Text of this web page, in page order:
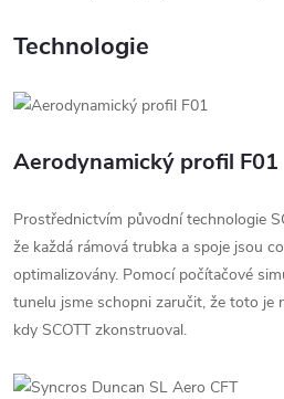
Technologie
Aerodynamický profil F01
Prostřednictvím původní technologie
že každá rámová trubka a spoje jsou
optimalizovány. Pomocí počítačové
tunelu jsme schopni zaručit, že toto je
kdy SCOTT zkonstruoval.